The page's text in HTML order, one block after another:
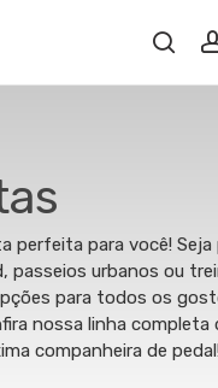
perfeita para você! Seja
passeios urbanos ou
para todos os
nossa linha completa
companheira de